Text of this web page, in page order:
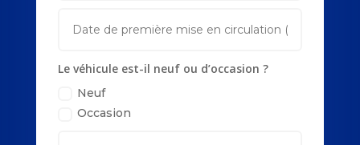
Le véhicule est-il neuf ou d’occasion ?
Neuf
Occasion